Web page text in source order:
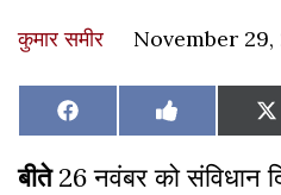
कुमार समीर November 29,
Share
on
Facebook Share
on
Like
on
Facebook
X
बीते26 नवंबर को संविधान